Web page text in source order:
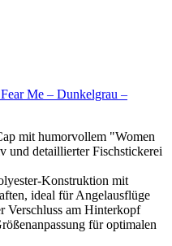
Me – Dunkelgrau –
mit humorvollem "Women
und detaillierter Fischstickerei
Konstruktion mit
ideal für Angelausflüge
am Hinterkopf
für optimalen